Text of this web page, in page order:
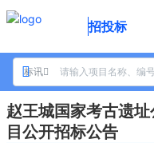
招投标
标讯
赵王城国家考古遗
目公开招标公告